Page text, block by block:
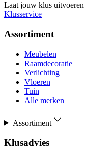
Laat jouw klus uitvoeren
Klusservice
Assortiment
Meubelen
Raamdecoratie
Verlichting
Vloeren
Tuin
Alle merken
Assortiment
Klusadvies